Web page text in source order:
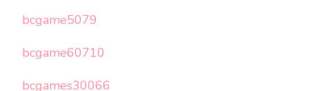
bcgame5079
bcgame60710
bcgames30066